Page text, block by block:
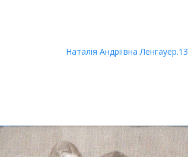
Наталія Андріївна Ленгауер.13